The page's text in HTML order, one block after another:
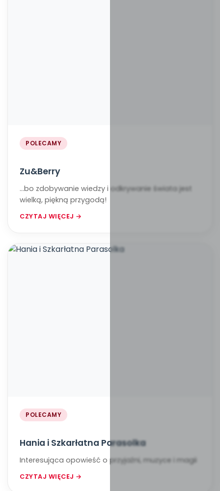
POLECAMY
Zu&Berry
...bo zdobywanie wiedzy i odkrywanie świata jest
wielką, piękną przygodą!
CZYTAJ WIĘCEJ →
POLECAMY
Hania i Szkarłatna Parasolka
Interesująca opowieść o przyjaźni, muzyce i magii
CZYTAJ WIĘCEJ →